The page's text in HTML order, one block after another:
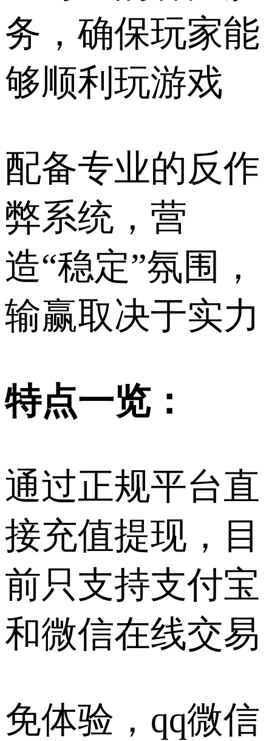
务，确保玩家能
够顺利玩游戏
配备专业的反作
弊系统，营
造“稳定”氛围，
输赢取决于实力
特点一览：
通过正规平台直
接充值提现，目
前只支持支付宝
和微信在线交易
免体验，qq微信